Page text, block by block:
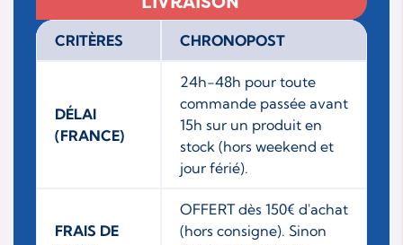
CRITÈRES CHRONOPOST
DÉLAI
(FRANCE)
24h-48h pour toute
commande passée avant
15h sur un produit en
stock (hors weekend et
jour férié).
FRAIS DE
OFFERT dès 150€ d'achat
(hors consigne). Sinon